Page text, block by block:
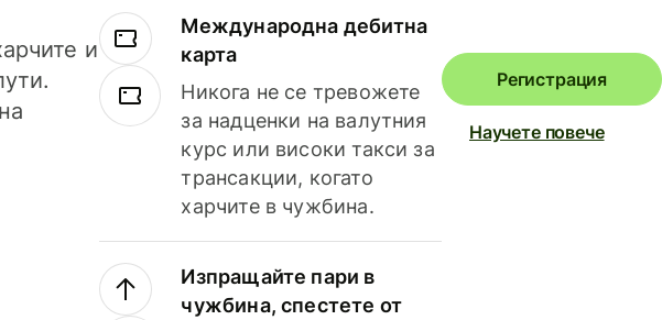
и
Международна дебитна
карта
Никога не се тревожете
за надценки на валутния
курс или високи такси за
трансакции, когато
харчите в чужбина.
Изпращайте пари в
чужбина, спестете от
Регистрация
Научете повече